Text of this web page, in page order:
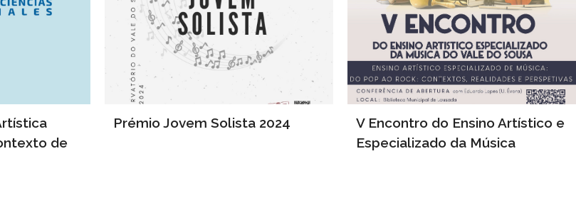
de
Prémio Jovem Solista 2024
V Encontro do Ensino Artístico e
Especializado da Música